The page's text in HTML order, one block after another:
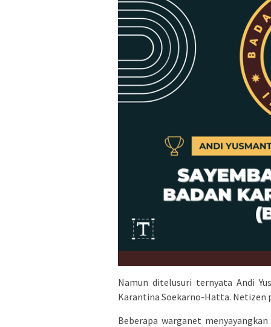
Namun ditelusuri ternyata Andi
Karantina Soekarno-Hatta. Netizen
Beberapa warganet